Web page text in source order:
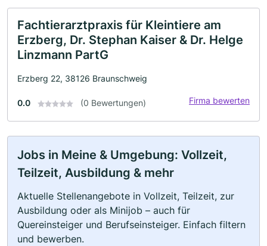
Fachtierarztpraxis für Kleintiere am
Erzberg, Dr. Stephan Kaiser & Dr. Helge
Linzmann PartG
Erzberg 22, 38126 Braunschweig
0.0 (0 Bewertungen) Firma bewerten
Jobs in Meine & Umgebung: Vollzeit,
Teilzeit, Ausbildung & mehr
Aktuelle Stellenangebote in Vollzeit, Teilzeit, zur
Ausbildung oder als Minijob – auch für
Quereinsteiger und Berufseinsteiger. Einfach filtern
und bewerben.